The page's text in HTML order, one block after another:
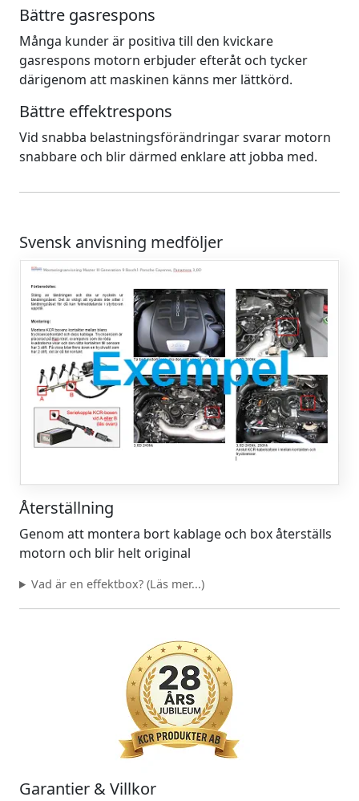
Bättre gasrespons
Många kunder är positiva till den kvickare
gasrespons motorn erbjuder efteråt och tycker
därigenom att maskinen känns mer lättkörd.
Bättre effektrespons
Vid snabba belastningsförändringar svarar motorn
snabbare och blir därmed enklare att jobba med.
Svensk anvisning medföljer
Återställning
Genom att montera bort kablage och box återställs
motorn och blir helt original
Vad är en effektbox? (Läs mer...)
Garantier & Villkor